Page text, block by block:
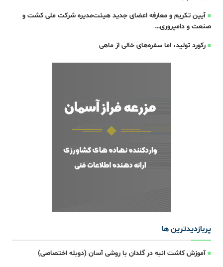
آیین تکریم و معارفه اعضای جدید هیئت‌مدیره شرکت ملی کشت و
صنعت و دامپروری…
رکورد تولید، اما سفره‌های خالی از ماهی
پربازدیدترین ها
آموزش کاشت انبه در گلدان با روشی آسان (دوبله اختصاصی)